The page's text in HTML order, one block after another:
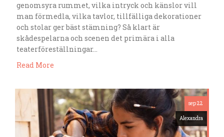
genomsyra rummet, vilka intryck och känslor vill
man förmedla, vilka tavlor, tillfälliga dekorationer
och stolar ger bäst stämning? Så klart är
skådespelarna och scenen det primära i alla
teaterföreställningar…
Read More
sep 22
Alexandra